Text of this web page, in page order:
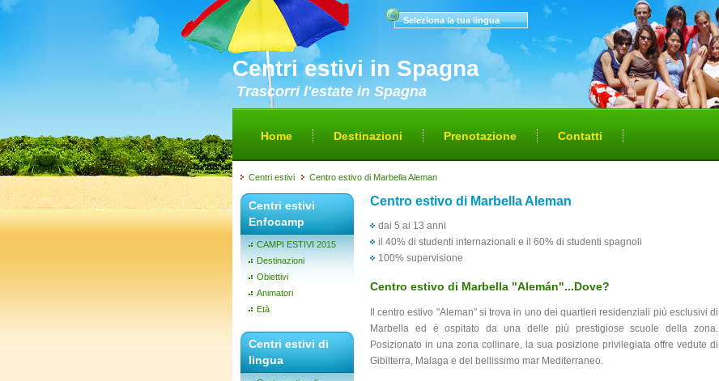
Centri estivi in Spagna
Trascorri l'estate in Spagna
Seleziona la tua lingua
Home Destinazioni Prenotazione Contatti
Centri estivi Centro estivo di Marbella Aleman
Centri estivi
Enfocamp
CAMPI ESTIVI 2015
Destinazioni
Obiettivi
Animatori
Età
Centri estivi di
lingua
Centro estivo di Marbella Aleman
dai 5 ai 13 anni
il 40% di studenti internazionali e il 60% di studenti spagnoli
100% supervisione
Centro estivo di Marbella "Alemán"...Dove?
Il centro estivo "Aleman" si trova in uno dei quartieri residenziali più esclusivi di
Marbella ed è ospitato da una delle più prestigiose scuole della zona.
Posizionato in una zona collinare, la sua posizione privilegiata offre vedute di
Gibilterra, Malaga e del bellissimo mar Mediterraneo.